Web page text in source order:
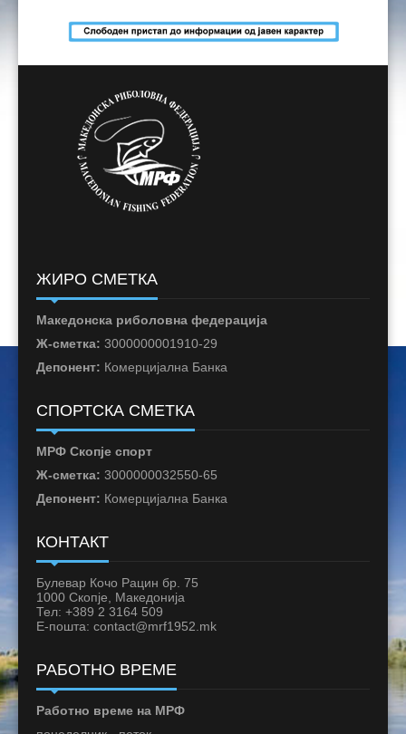
ЖИРО СМЕТКА
Македонска риболовна федерација
Ж-сметка: 3000000001910-29
Депонент: Комерцијална Банка
СПОРТСКА СМЕТКА
МРФ Скопје спорт
Ж-сметка: 3000000032550-65
Депонент: Комерцијална Банка
КОНТАКТ
Булевар Кочо Рацин бр. 75
1000 Скопје, Македонија
Тел: +389 2 3164 509
Е-пошта: contact@mrf1952.mk
РАБОТНО ВРЕМЕ
Работно време на МРФ